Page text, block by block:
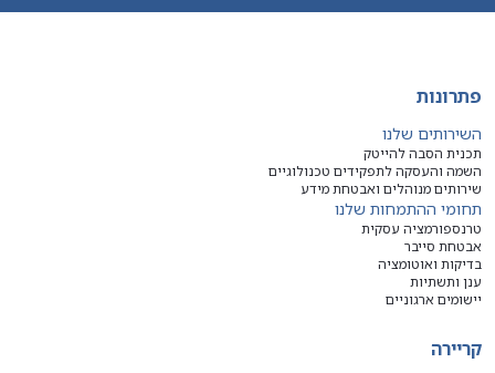
פתרונות
השירותים שלנו
תכנית הסבה להייטק
השמה והעסקה לתפקידים טכנולוגיים
שירותים מנוהלים ואבטחת מידע
תחומי ההתמחות שלנו
טרנספורמציה עסקית
אבטחת סייבר
בדיקות ואוטומציה
ענן ותשתיות
יישומים ארגוניים
קריירה